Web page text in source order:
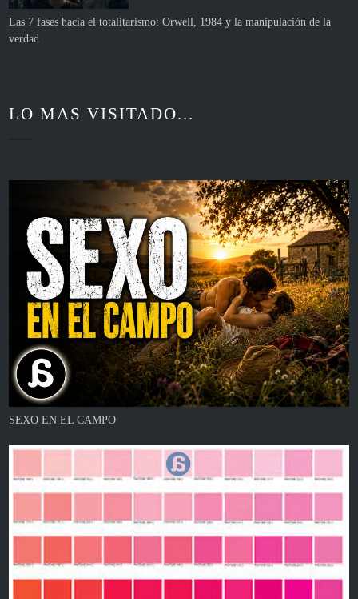
Las 7 fases hacia el totalitarismo: Orwell, 1984 y la manipulación de la
verdad
LO MAS VISITADO...
SEXO EN EL CAMPO